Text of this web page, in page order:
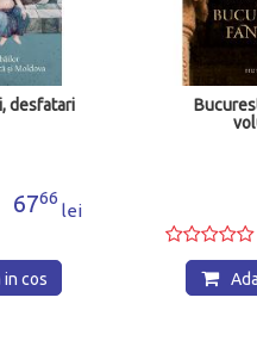
fanariot
100 lei
in cos
Moda in
Intre